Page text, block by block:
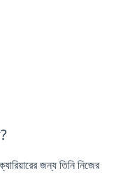
জন্য তিনি নিজের